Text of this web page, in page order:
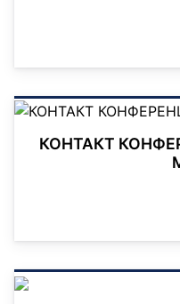
КОНТАКТ